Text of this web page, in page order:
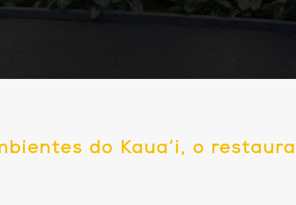
do Kaua’i, o